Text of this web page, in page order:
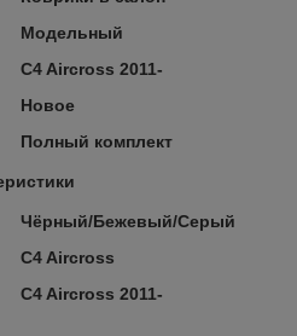
Модельный
C4 Aircross 2011-
Новое
Полный комплект
Чёрный/Бежевый/Серый
C4 Aircross
C4 Aircross 2011-